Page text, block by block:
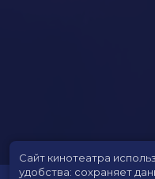
Сайт кинотеатра
удобства: сохраняет